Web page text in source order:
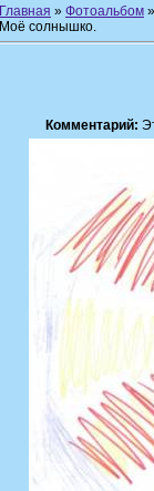
Главная » Фотоальбом »
Моё солнышко.
Комментарий: